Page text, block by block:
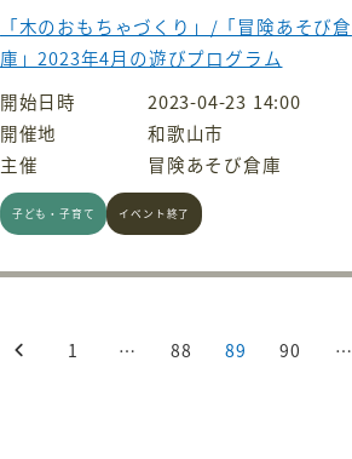
「木のおもちゃづくり」/「冒険あそび倉
庫」2023年4月の遊びプログラム
開始日時
2023-04-23 14:00
開催地
和歌山市
主催
冒険あそび倉庫
子ども・子育て イベント終了
1 … 88 89 90 …